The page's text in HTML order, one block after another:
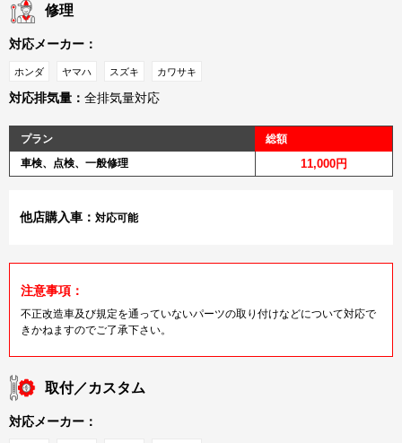
修理
対応メーカー：
ホンダ ヤマハ スズキ カワサキ
対応排気量： 全排気量対応
プラン
総額
車検、点検、一般修理
11,000円
他店購入車： 対応可能
注意事項：
不正改造車及び規定を通っていないパーツの取り付けなどについて対応で
きかねますのでご了承下さい。
取付／カスタム
対応メーカー：